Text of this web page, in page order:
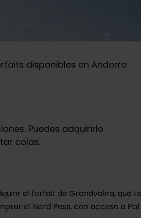
disponibles en Andorra
Puedes adquirirlo
colas.
el forfait de Grandvalira, que
el Nord Pass, con acceso a Pal